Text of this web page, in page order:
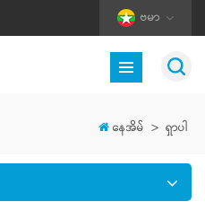
ဗမာ
နေအိမ် > ရှာပါ